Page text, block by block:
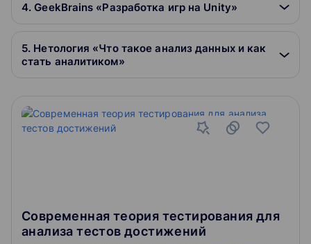
4. GeekBrains «Разработка игр на Unity»
5. Нетология «Что такое анализ данных и как
стать аналитиком»
Современная теория тестирования для
анализа тестов достижений